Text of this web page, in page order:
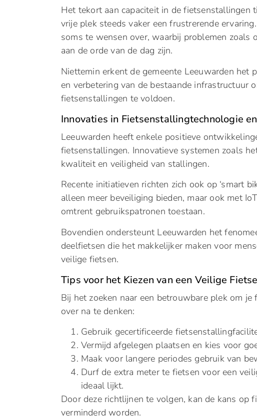
Het tekort aan capaciteit in de fietsenstallingen
vrije plek steeds vaker een frustrerende
soms te wensen over, waarbij problemen zoals
aan de orde van de dag zijn.
Niettemin erkent de gemeente Leeuwarden
en verbetering van de bestaande infrastructuur
fietsenstallingen te voldoen.
Innovaties in Fietsenstallingtechnologie
Leeuwarden heeft enkele positieve
fietsenstallingen. Innovatieve systemen zoals
kwaliteit en veiligheid van stallingen.
Recente initiatieven richten zich ook op ‘smart
alleen meer beveiliging bieden, maar ook met
omtrent gebruikspatronen toestaan.
Bovendien ondersteunt Leeuwarden het
deelfietsen die het makkelijker maken voor
veilige fietsen.
Tips voor het Kiezen van een Veilige
Bij het zoeken naar een betrouwbare plek om
over na te denken:
Gebruik gecertificeerde
Vermijd afgelegen plaatsen en kies voor
Maak voor langere periodes gebruik van
Durf de extra meter te fietsen voor een
ideaal lijkt.
Door deze richtlijnen te volgen, kan de kans op
verminderd worden.